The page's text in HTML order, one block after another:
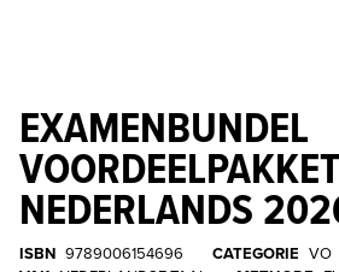
EXAMENBUNDEL
NEDERLANDS
ISBN 9789006154696 CATEGORIE VO